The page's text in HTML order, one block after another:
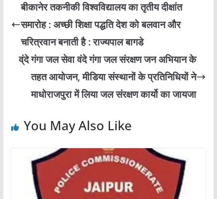
बीकानेर तकनीकी विश्वविद्यालय का तृतीय दीक्षांत
समारोह : अच्छी शिक्षा पद्धति देश को बलवान और
चरित्रवान बनाती है : राज्यपाल बागडे
व्ंदे गंगा जल सेवा वंदे गंगा जल संरक्षण जन अभियान के
तहत आयोजन, मीडिया संस्थानों के प्रतिनिधियों ने
माधोराजपुरा में लिया जल संरक्षण कार्यो का जायजा
You May Also Like